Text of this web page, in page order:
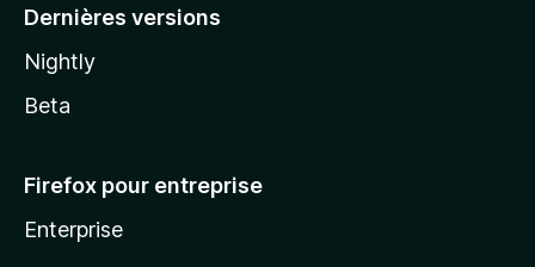
Dernières versions
Nightly
Beta
Firefox pour entreprise
Enterprise